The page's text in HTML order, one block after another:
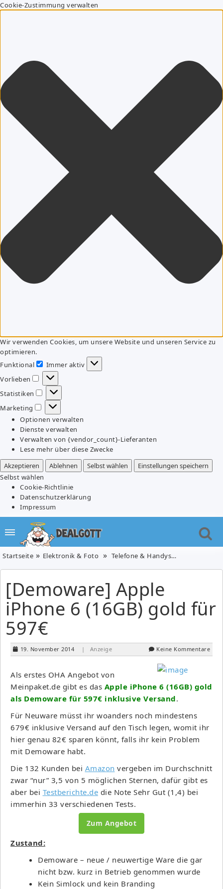
Cookie-Zustimmung verwalten
Wir verwenden Cookies, um unsere Website und unseren Service zu
optimieren.
Funktional
Funktional
Immer aktiv
Vorlieben
Vorlieben
Statistiken
Statistiken
Marketing
Marketing
Optionen verwalten
Dienste verwalten
Verwalten von {vendor_count}-Lieferanten
Lese mehr über diese Zwecke
Akzeptieren
Ablehnen Selbst wählen
Einstellungen speichern
Selbst wählen
Cookie-Richtlinie
Datenschutzerklärung
Impressum
Startseite Elektronik & Foto Telefone & Handys
[Demoware] Apple
iPhone 6 (16GB) gold für
597€
19. November 2014 | Anzeige Keine Kommentare
Als erstes OHA Angebot von
Meinpaket.de gibt es das Apple iPhone 6 (16GB) gold
als Demoware für 597€ inklusive Versand.
Für Neuware müsst ihr woanders noch mindestens
679€ inklusive Versand auf den Tisch legen, womit ihr
hier genau 82€ sparen könnt, falls ihr kein Problem
mit Demoware habt.
Die 132 Kunden bei Amazon vergeben im Durchschnitt
zwar “nur” 3,5 von 5 möglichen Sternen, dafür gibt es
aber bei Testberichte.de die Note Sehr Gut (1,4) bei
immerhin 33 verschiedenen Tests.
Zum Angebot
Zustand:
Demoware – neue / neuwertige Ware die gar
nicht bzw. kurz in Betrieb genommen wurde
Kein Simlock und kein Branding